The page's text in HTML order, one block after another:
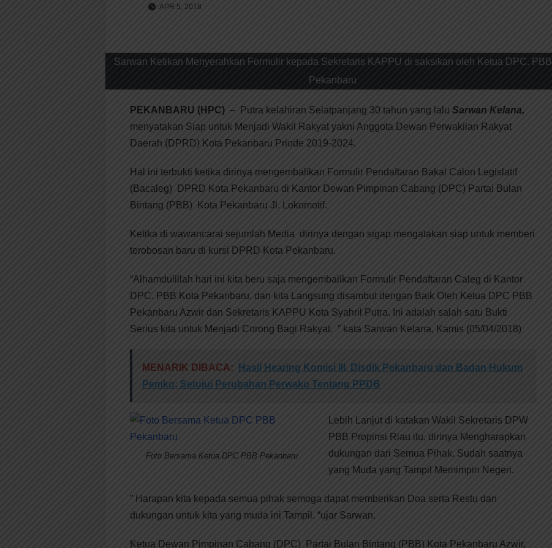
APR 5, 2018
Sarwan Ketikan Menyerahkan Formulir kepada Sekretaris KAPPU di saksikan oleh Ketua DPC. PBB
Pekanbaru
PEKANBARU (HPC) – Putra kelahiran Selatpanjang 30 tahun yang lalu Sarwan Kelana,
menyatakan Siap untuk Menjadi Wakil Rakyat yakni Anggota Dewan Perwakilan Rakyat
Daerah (DPRD) Kota Pekanbaru Priode 2019-2024.
Hal ini terbukti ketika dirinya mengembalikan Formulir Pendaftaran Bakal Calon Legislatif
(Bacaleg) DPRD Kota Pekanbaru di Kantor Dewan Pimpinan Cabang (DPC) Partai Bulan
Bintang (PBB) Kota Pekanbaru Jl. Lokomotif.
Ketika di wawancarai sejumlah Media dirinya dengan sigap mengatakan siap untuk memberi
terobosan baru di kursi DPRD Kota Pekanbaru.
“Alhamdulillah hari ini kita beru saja mengembalikan Formulir Pendaftaran Caleg di Kantor
DPC. PBB Kota Pekanbaru. dan kita Langsung disambut dengan Baik Oleh Ketua DPC PBB
Pekanbaru Azwir dan Sekretaris KAPPU Kota Syahril Putra. Ini adalah salah satu Bukti
Serius kita untuk Menjadi Corong Bagi Rakyat. ” kata Sarwan Kelana, Kamis (05/04/2018)
MENARIK DIBACA:
Hasil Hearing Komisi III, Disdik Pekanbaru dan Badan Hukum
Pemko; Setujui Perubahan Perwako Tentang PPDB
Foto Bersama Ketua DPC PBB Pekanbaru
Lebih Lanjut di katakan Wakil Sekretaris DPW
PBB Propinsi Riau itu, dirinya Mengharapkan
dukungan dari Semua Pihak. Sudah saatnya
yang Muda yang Tampil Memimpin Negeri.
” Harapan kita kepada semua pihak semoga dapat memberikan Doa serta Restu dan
dukungan untuk kita yang muda ini Tampil. “ujar Sarwan.
Ketua Dewan Pimpinan Cabang (DPC) Partai Bulan Bintang (PBB) Kota Pekanbaru Azwir,